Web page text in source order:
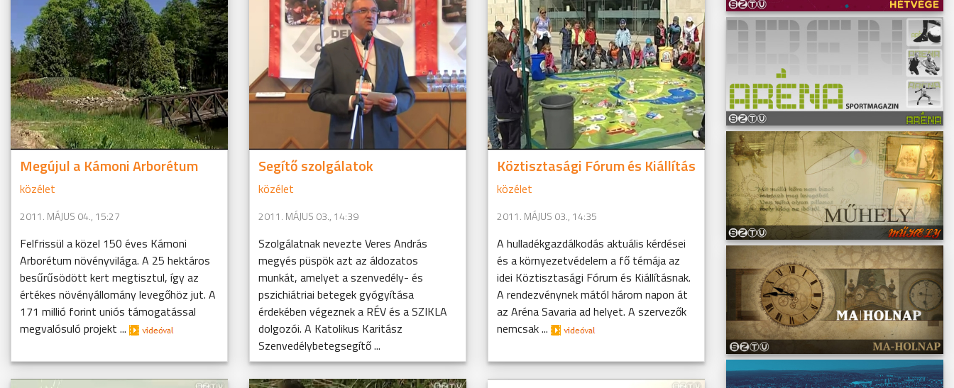
Megújul a Kámoni Arborétum
közélet
2011. MÁJUS 04., 15:27
Felfrissül a közel 150 éves Kámoni
Arborétum növényvilága. A 25 hektáros
besűrűsödött kert megtisztul, így az
értékes növényállomány levegőhöz jut. A
171 millió forint uniós támogatással
megvalósuló projekt ...
Segítő szolgálatok
közélet
2011. MÁJUS 03., 14:39
Szolgálatnak nevezte Veres András
megyés püspök azt az áldozatos
munkát, amelyet a szenvedély- és
pszichiátriai betegek gyógyítása
érdekében végeznek a RÉV és a SZIKLA
dolgozói. A Katolikus Karitász
Szenvedélybetegsegítő ...
Köztisztasági Fórum és Kiállítás
közélet
2011. MÁJUS 03., 14:35
A hulladékgazdálkodás aktuális kérdései
és a környezetvédelem a fő témája az
idei Köztisztasági Fórum és Kiállításnak.
A rendezvénynek mától három napon át
az Aréna Savaria ad helyet. A szervezők
nemcsak ...